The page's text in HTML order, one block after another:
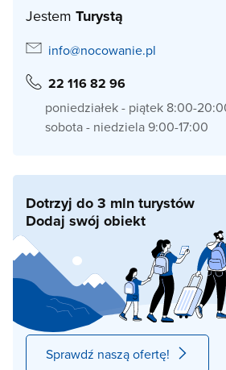
Jestem Turystą
info@nocowanie.pl
22 116 82 96
poniedziałek - piątek 8:00-
sobota - niedziela 9:00-17:00
Dotrzyj do 3 mln turystów
Dodaj swój obiekt
Sprawdź naszą ofertę!